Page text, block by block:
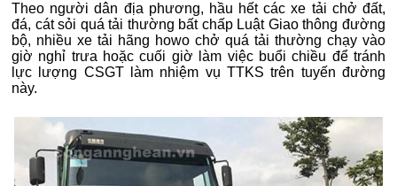
Theo người dân địa phương, hầu hết các xe tải chở đất,
đá, cát sỏi quá tải thường bất chấp Luật Giao thông đường
bộ, nhiều xe tải hãng howo chở quá tải thường chạy vào
giờ nghỉ trưa hoặc cuối giờ làm việc buổi chiều để tránh
lực lượng CSGT làm nhiệm vụ TTKS trên tuyến đường
này.